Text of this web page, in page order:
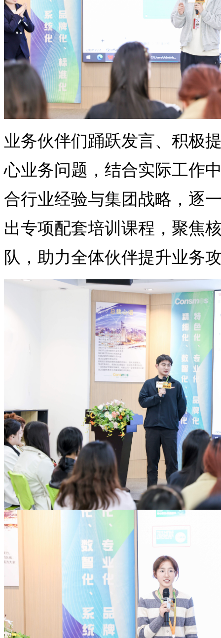
业务伙伴们踊跃发言、积极
心业务问题，结合实际工作
合行业经验与集团战略，逐
出专项配套培训课程，聚焦
队，助力全体伙伴提升业务